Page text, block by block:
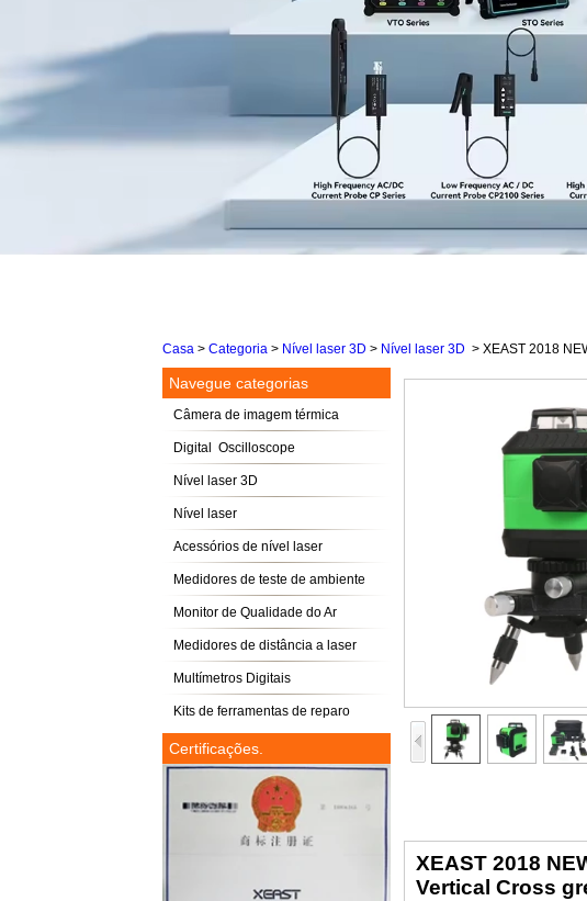
Casa > Categoria > Nível laser 3D > Nível laser 3D > XEAST 2018
Navegue categorias
Câmera de imagem térmica
Digital Oscilloscope
Nível laser 3D
Nível laser
Acessórios de nível laser
Medidores de teste de ambiente
Monitor de Qualidade do Ar
Medidores de distância a laser
Multímetros Digitais
Kits de ferramentas de reparo
Certificações.
XEAST 2018
Vertical Cross